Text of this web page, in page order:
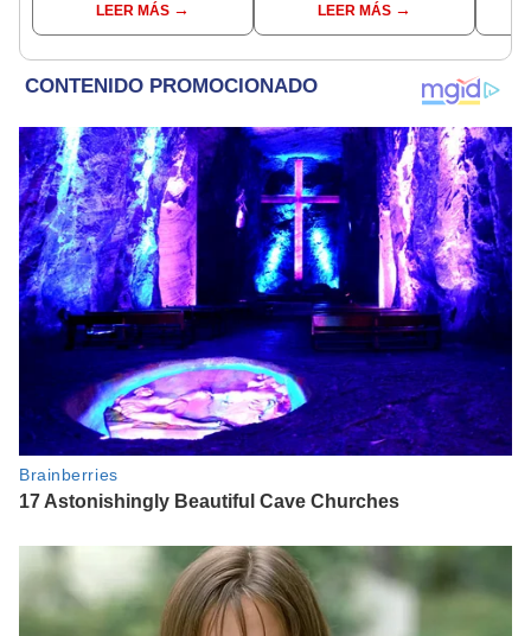
'House of the dragon'?
LEER MÁS
toda la verdad
LEER MÁS